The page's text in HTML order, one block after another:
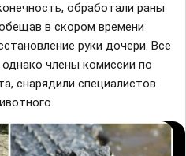
обработали раны
в скором времени
руки дочери. Все
члены комиссии по
снарядили специалистов